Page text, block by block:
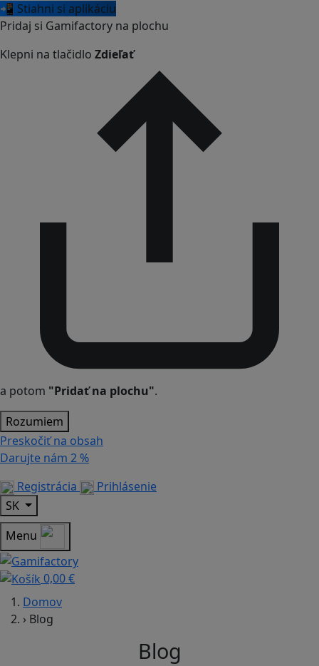
📲 Stiahni si aplikáciu
Pridaj si Gamifactory na plochu
Klepni na tlačidlo Zdieľať
a potom "Pridať na plochu".
Rozumiem
Preskočiť na obsah
Darujte nám 2 %
Registrácia
Prihlásenie
SK
Menu
0,00 €
Domov
› Blog
Blog